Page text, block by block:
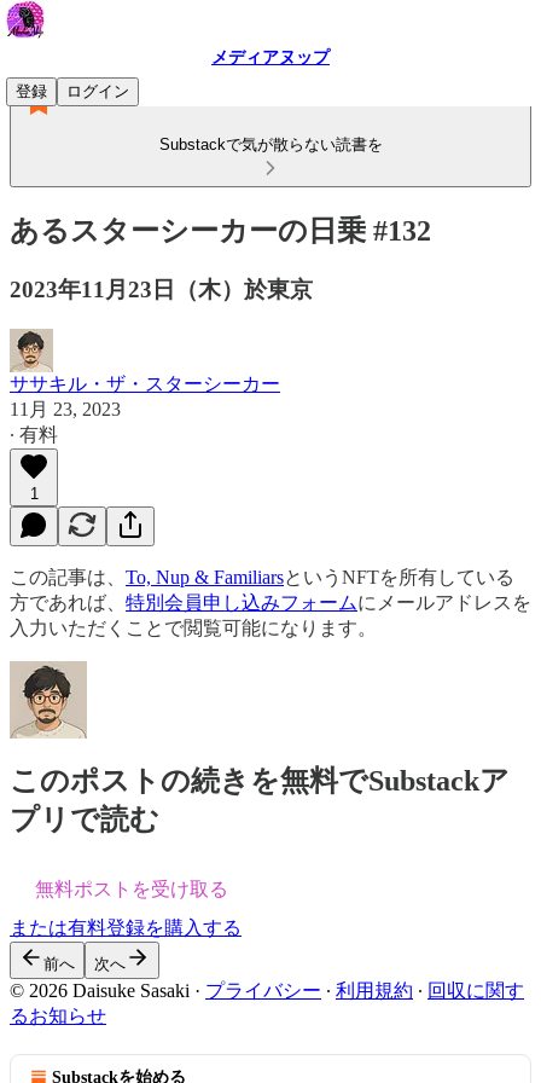
メディアヌップ
登録
ログイン
Substackで気が散らない読書を
あるスターシーカーの日乗 #132
2023年11月23日（木）於東京
ササキル・ザ・スターシーカー
11月 23, 2023
∙ 有料
1
この記事は、 To, Nup & FamiliarsというNFTを所有している
方であれば、 特別会員申し込みフォームにメールアドレスを
入力いただくことで閲覧可能になります。
このポストの続きを無料でSubstackア
プリで読む
無料ポストを受け取る
または有料登録を購入する
前へ 次へ
© 2026 Daisuke Sasaki · プライバシー ∙ 利用規約 ∙ 回収に関す
るお知らせ
Substackを始める